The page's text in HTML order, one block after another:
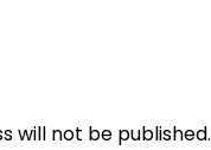
will not be published.